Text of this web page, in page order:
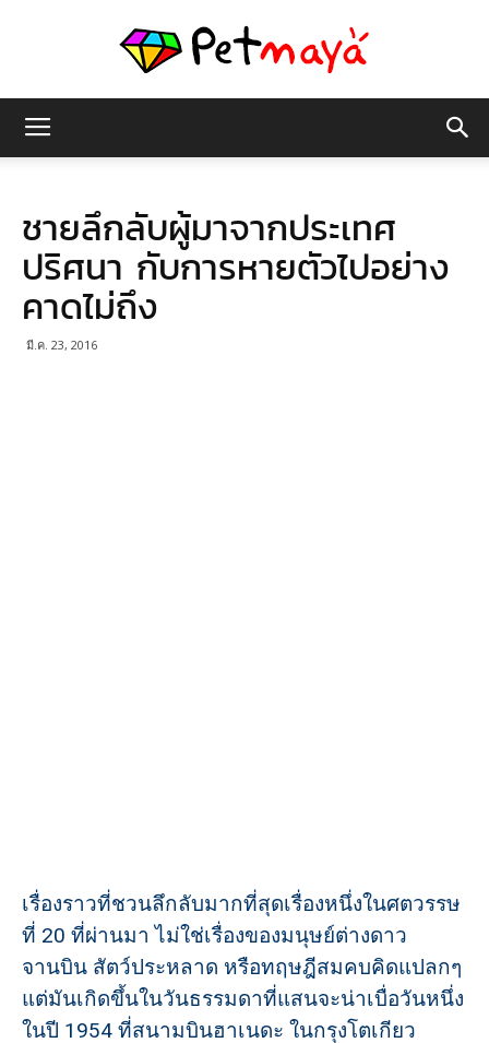
มายา
ชายลึกลับผู้มาจากประเทศ
ปริศนา กับการหายตัวไปอย่าง
คาดไม่ถึง
มี.ค. 23, 2016
เรื่องราวที่ชวนลึกลับมากที่สุดเรื่องหนึ่งในศตวรรษ
ที่ 20 ที่ผ่านมา ไม่ใช่เรื่องของมนุษย์ต่างดาว
จานบิน สัตว์ประหลาด หรือทฤษฎีสมคบคิดแปลกๆ
แต่มันเกิดขึ้นในวันธรรมดาที่แสนจะน่าเบื่อวันหนึ่ง
ในปี 1954 ที่สนามบินฮาเนดะ ในกรุงโตเกียว